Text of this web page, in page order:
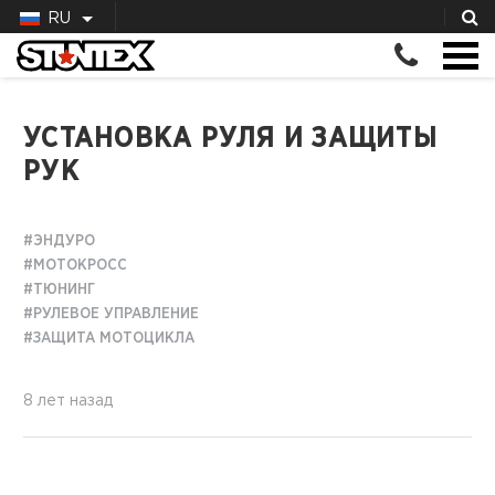
RU
УСТАНОВКА РУЛЯ И ЗАЩИТЫ
РУК
#ЭНДУРО
#МОТОКРОСС
#ТЮНИНГ
#РУЛЕВОЕ УПРАВЛЕНИЕ
#ЗАЩИТА МОТОЦИКЛА
8 лет назад